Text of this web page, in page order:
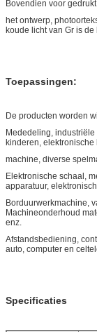
Bovendien voor
het ontwerp,
koude licht van Gr is
Toepassingen:
De producten worden
Mededeling,
kinderen, elektronische
machine, diverse
Elektronische schaal,
apparatuur,
Borduurwerkmachine,
Machineonderhoud
enz.
Afstandsbediening,
auto, computer en
Specificaties